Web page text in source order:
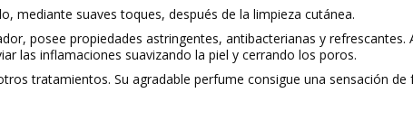
mediante suaves toques, después de la limpieza cutánea.
posee propiedades astringentes, antibacterianas y refrescantes.
las inflamaciones suavizando la piel y cerrando los poros.
tratamientos. Su agradable perfume consigue una sensación